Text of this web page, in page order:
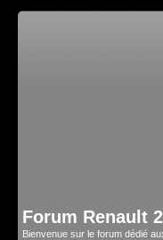
Forum Renault
Bienvenue sur le forum dédié